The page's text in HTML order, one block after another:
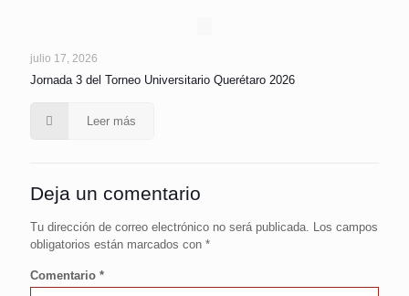
julio 17, 2026
Jornada 3 del Torneo Universitario Querétaro 2026
Leer más
Deja un comentario
Tu dirección de correo electrónico no será publicada. Los campos
obligatorios están marcados con *
Comentario *